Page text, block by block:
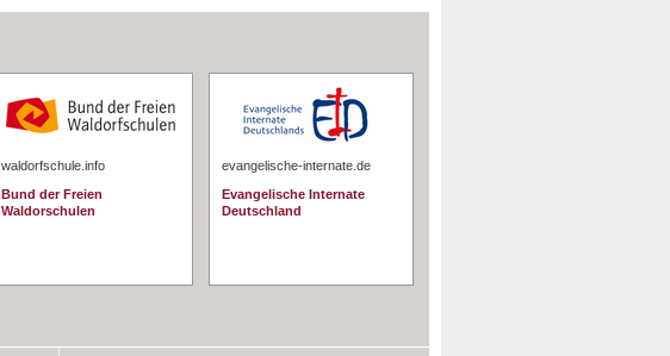
waldorfschule.info
Bund der Freien
Waldorschulen
evangelische-internate.de
Evangelische Internate
Deutschland